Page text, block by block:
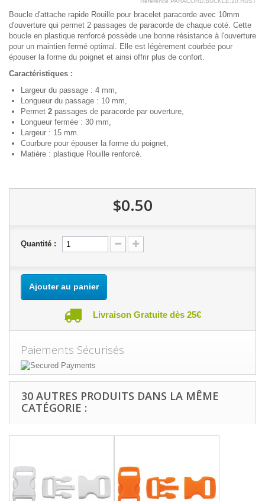
Boucle d'attache rapide Rouille pour bracelet paracorde avec 10mm
d'ouverture qui permet 2 passages de paracorde de chaque coté. Cette
boucle en plastique renforcé possède une bonne résistance à l'ouverture
pour un maintien fermé optimal. Elle est légèrement courbée pour
épouser la forme du poignet et ainsi offrir plus de confort.
Caractéristiques :
Largeur du passage : 4 mm,
Longueur du passage : 10 mm,
Permet 2 passages de paracorde par ouverture,
Longueur fermée : 30 mm,
Largeur : 15 mm.
Courbure pour épouser la forme du poignet,
Matière : plastique Rouille renforcé.
$0.50
Quantité :
Ajouter au panier
Livraison Gratuite dès 25€
Paiements Sécurisés
30 AUTRES PRODUITS DANS LA MÊME
CATÉGORIE :